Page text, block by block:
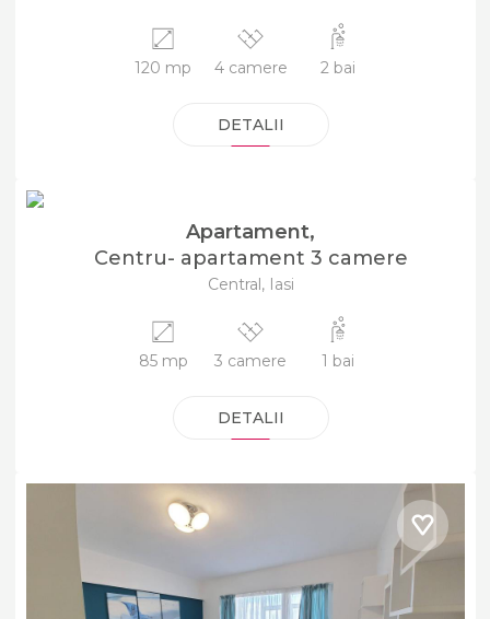
120 mp 4 camere 2 bai
DETALII
Apartament,
Centru- apartament 3 camere
Central, Iasi
85 mp 3 camere 1 bai
DETALII